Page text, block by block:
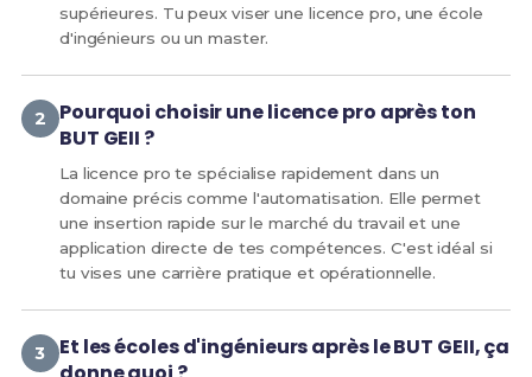
supérieures. Tu peux viser une licence pro, une école
d'ingénieurs ou un master.
Pourquoi choisir une licence pro après ton
BUT GEII ?
La licence pro te spécialise rapidement dans un
domaine précis comme l'automatisation. Elle permet
une insertion rapide sur le marché du travail et une
application directe de tes compétences. C'est idéal si
tu vises une carrière pratique et opérationnelle.
Et les écoles d'ingénieurs après le BUT GEII, ça